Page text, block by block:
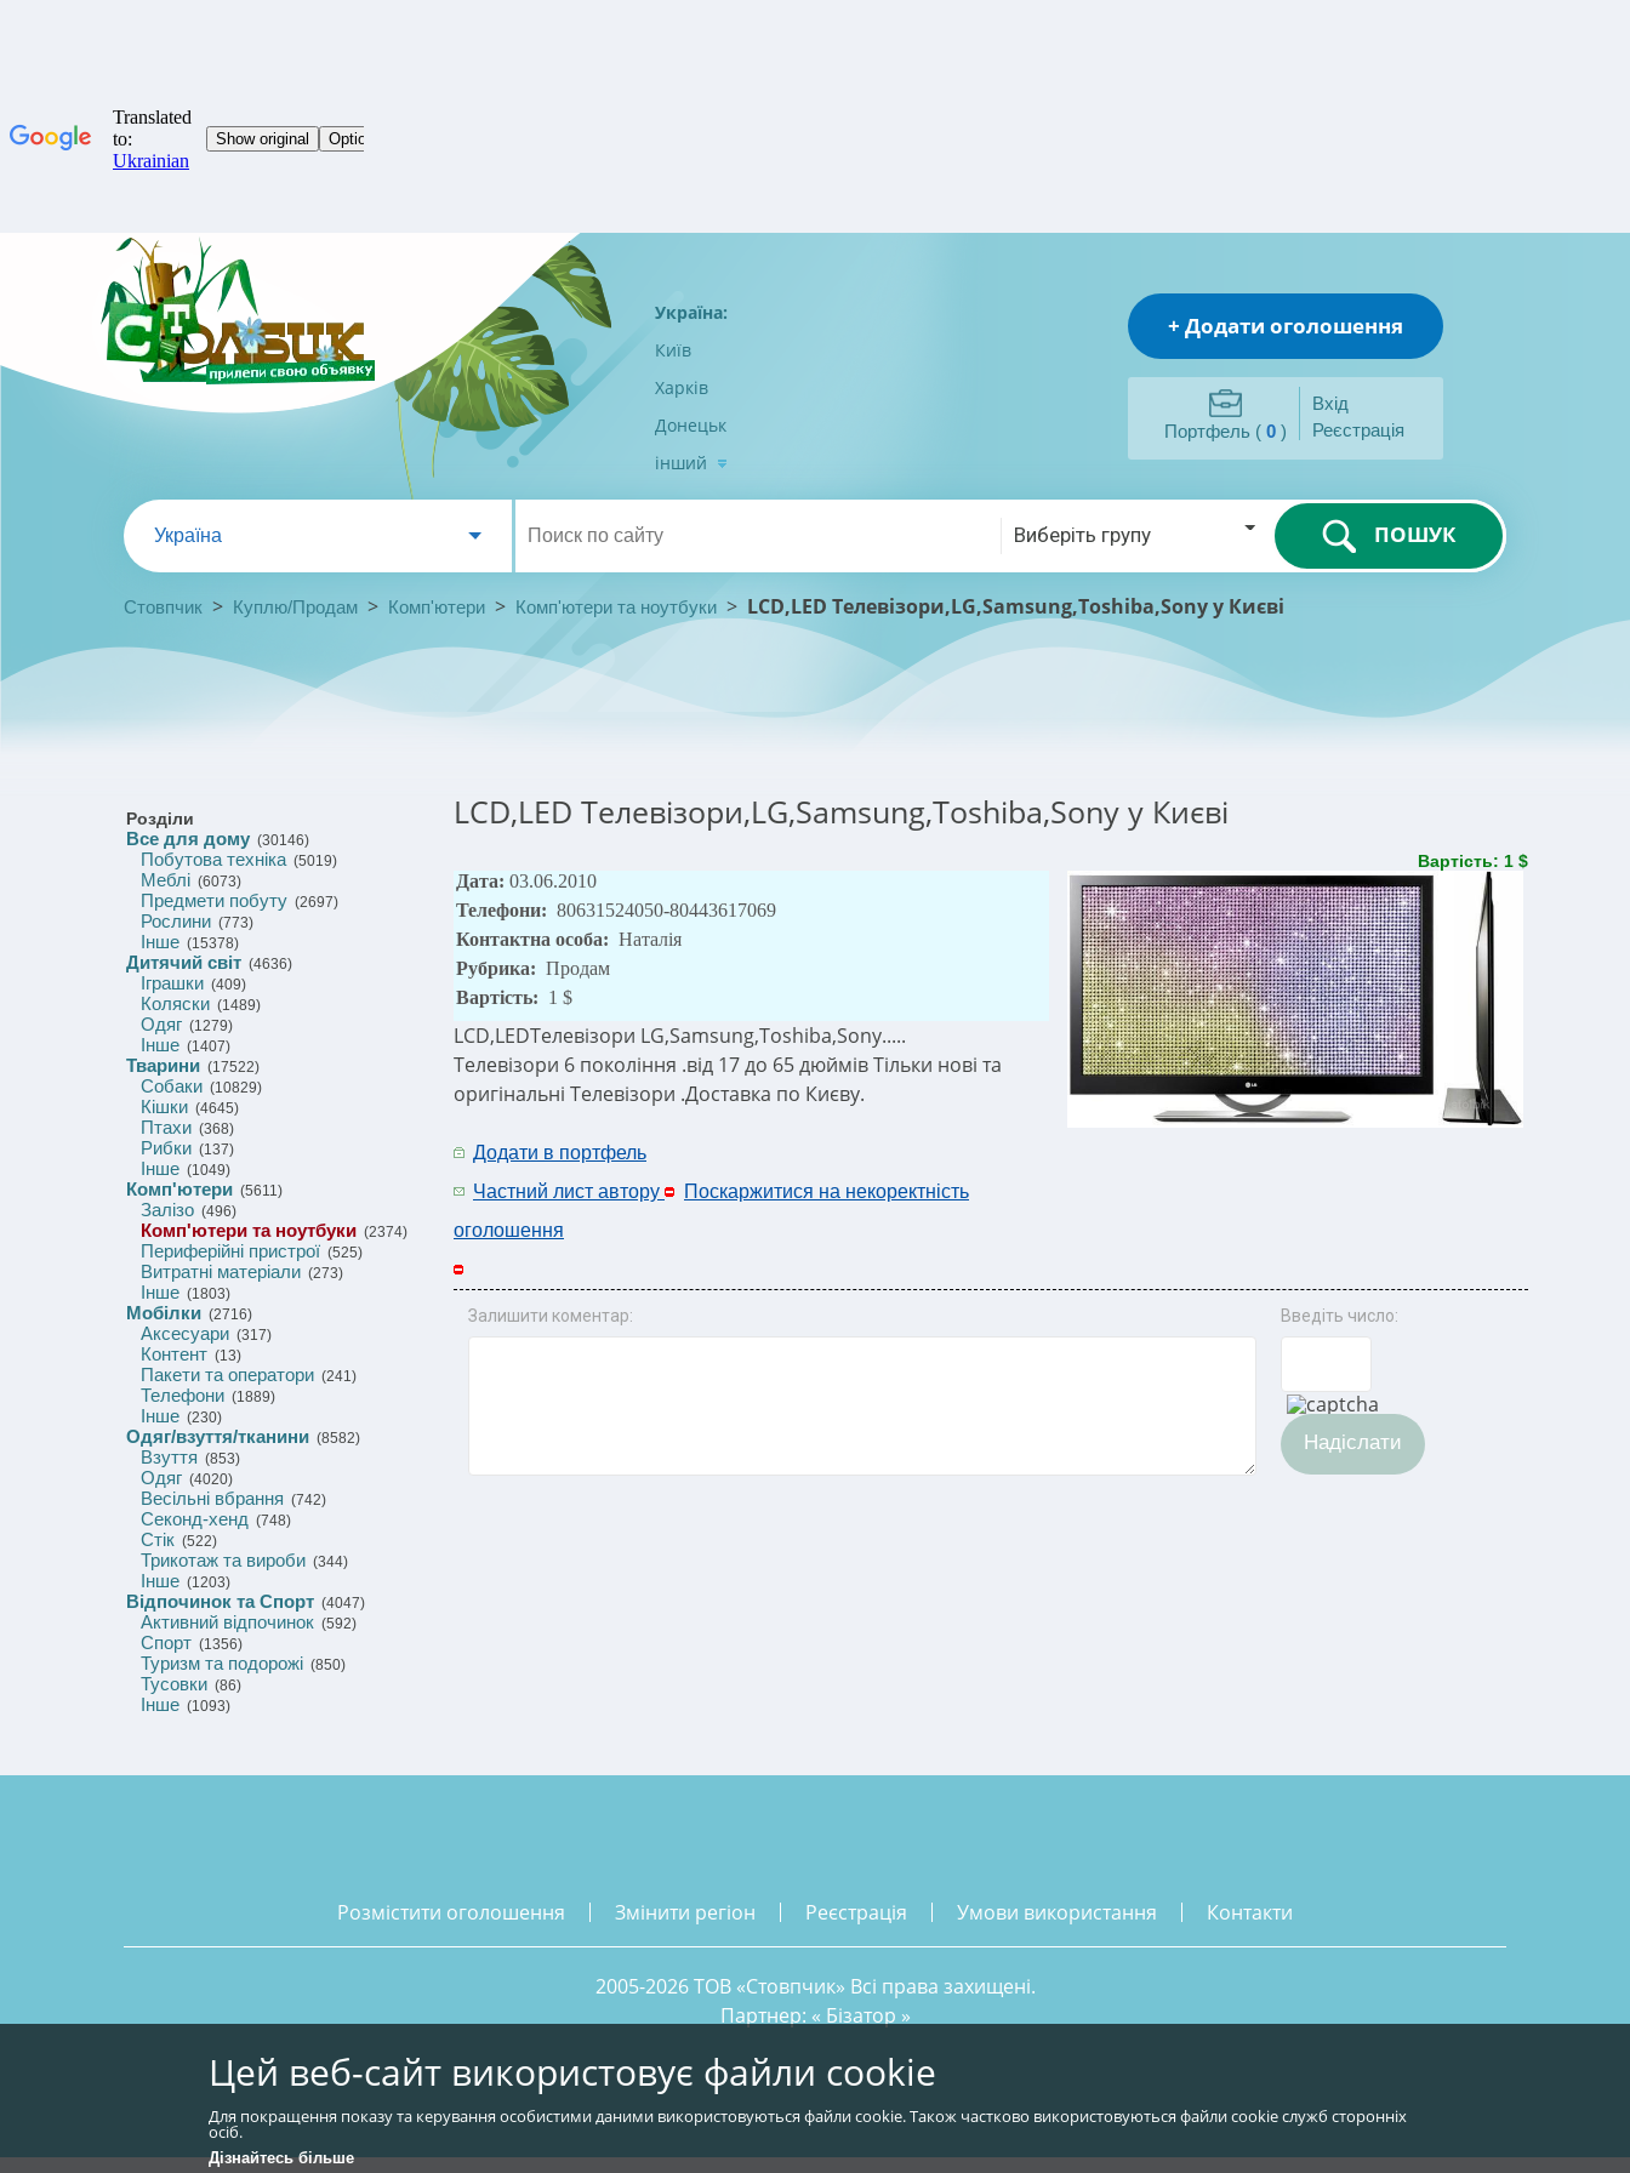
Україна:
Київ
Харків
Донецьк
інший
+ Додати оголошення
Портфель ( 0 )
Вхід
Реєстрація
Україна Виберіть групу ПОШУК
Стовпчик > Куплю/Продам > Комп'ютери > Комп'ютери та ноутбуки > LCD,LED Телевізори,LG,Samsung,Toshiba,Sony у Києві
Розділи
Все для дому (30146)
Побутова техніка(5019)
Меблі (6073)
Предмети побуту (2697)
Рослини (773)
Інше (15378)
Дитячий світ (4636)
Іграшки (409)
Коляски (1489)
Одяг (1279)
Інше (1407)
Тварини (17522)
Собаки (10829)
Кішки (4645)
Птахи (368)
Рибки (137)
Інше (1049)
Комп'ютери (5611)
Залізо (496)
Комп'ютери та ноутбуки (2374)
Периферійні пристрої (525)
Витратні матеріали (273)
Інше (1803)
Мобілки (2716)
Аксесуари (317)
Контент (13)
Пакети та оператори (241)
Телефони (1889)
Інше (230)
Одяг/взуття/тканини (8582)
Взуття (853)
Одяг (4020)
Весільні вбрання (742)
Секонд-хенд (748)
Стік (522)
Трикотаж та вироби (344)
Інше (1203)
Відпочинок та Спорт (4047)
Активний відпочинок (592)
Спорт (1356)
Туризм та подорожі (850)
Тусовки (86)
Інше (1093)
LCD,LED Телевізори,LG,Samsung,Toshiba,Sony у Києві
Вартість: 1 $
Дата: 03.06.2010
Телефони: 80631524050-80443617069
Контактна особа: Наталія
Рубрика: Продам
Вартість: 1 $
LCD,LEDТелевізори LG,Samsung,Toshiba,Sony.....
Телевізори 6 покоління .від 17 до 65 дюймів Тільки нові та
оригінальні Телевізори .Доставка по Києву.
Додати в портфель
Частний лист автору
Поскаржитися на некоректність
оголошення
Залишити коментар: Введіть число:
Надіслати
розмістити оголошення змінити регіон реєстрація умови використання контакти
2005-2026 ТОВ «Стовпчик» Всі права захищені.
Партнер: « Бізатор »
Цей веб-сайт використовує файли cookie
Для покращення показу та керування особистими даними використовуються файли cookie. Також частково використовуються файли cookie служб сторонніх
осіб.
Дізнайтесь більше